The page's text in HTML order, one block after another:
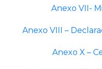
Anexo VII-
Anexo VIII –
Anexo X –